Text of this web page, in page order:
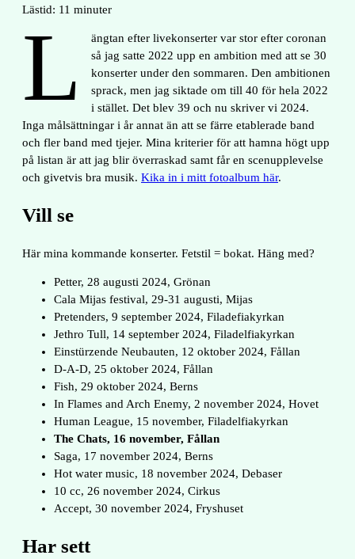
Lästid: 11 minuter
L
ängtan efter livekonserter var stor efter coronan
så jag satte 2022 upp en ambition med att se 30
konserter under den sommaren. Den ambitionen
sprack, men jag siktade om till 40 för hela 2022
i stället. Det blev 39 och nu skriver vi 2024.
Inga målsättningar i år annat än att se färre etablerade band
och fler band med tjejer. Mina kriterier för att hamna högt upp
på listan är att jag blir överraskad samt får en scenupplevelse
och givetvis bra musik. Kika in i mitt fotoalbum här.
Vill se
Här mina kommande konserter. Fetstil = bokat. Häng med?
Petter, 28 augusti 2024, Grönan
Cala Mijas festival, 29-31 augusti, Mijas
Pretenders, 9 september 2024, Filadefiakyrkan
Jethro Tull, 14 september 2024, Filadelfiakyrkan
Einstürzende Neubauten, 12 oktober 2024, Fållan
D-A-D, 25 oktober 2024, Fållan
Fish, 29 oktober 2024, Berns
In Flames and Arch Enemy, 2 november 2024, Hovet
Human League, 15 november, Filadelfiakyrkan
The Chats, 16 november, Fållan
Saga, 17 november 2024, Berns
Hot water music, 18 november 2024, Debaser
10 cc, 26 november 2024, Cirkus
Accept, 30 november 2024, Fryshuset
Har sett